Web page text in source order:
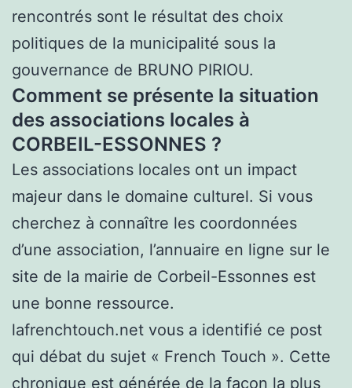
rencontrés sont le résultat des choix
politiques de la municipalité sous la
gouvernance de BRUNO PIRIOU.
Comment se présente la situation
des associations locales à
CORBEIL-ESSONNES ?
Les associations locales ont un impact
majeur dans le domaine culturel. Si vous
cherchez à connaître les coordonnées
d’une association, l’annuaire en ligne sur le
site de la mairie de Corbeil-Essonnes est
une bonne ressource.
lafrenchtouch.net vous a identifié ce post
qui débat du sujet « French Touch ». Cette
chronique est générée de la façon la plus